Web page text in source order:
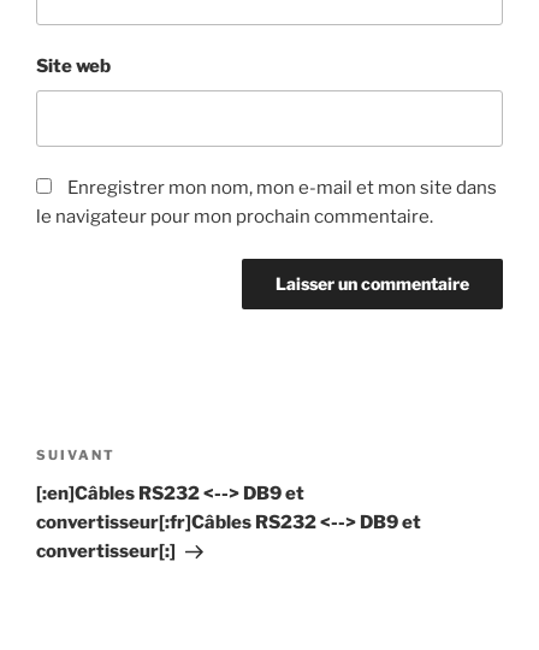
Site web
Enregistrer mon nom, mon e-mail et mon site dans
le navigateur pour mon prochain commentaire.
de
l’article
Article
suivant
SUIVANT
[:en]Câbles RS232 <--> DB9 et
convertisseur[:fr]Câbles RS232 <--> DB9 et
convertisseur[:]